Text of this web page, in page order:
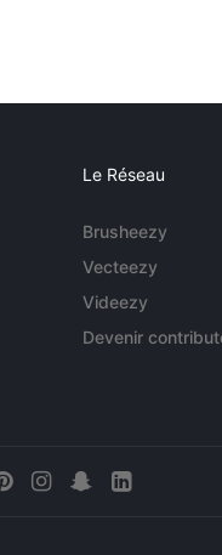
Le Réseau
Brusheezy
Vecteezy
Videezy
Devenir